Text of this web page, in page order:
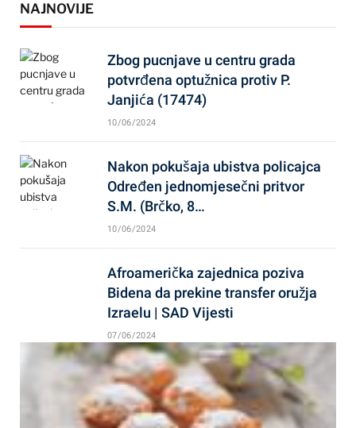
NAJNOVIJE
Zbog pucnjave u centru grada
potvrđena optužnica protiv P.
Janjića (17474)
10/06/2024
Nakon pokušaja ubistva policajca
Određen jednomjesečni pritvor
S.M. (Brčko, 8…
10/06/2024
Afroamerička zajednica poziva
Bidena da prekine transfer oružja
Izraelu | SAD Vijesti
07/06/2024